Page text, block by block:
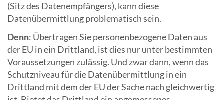
(Sitz des Datenempfängers), kann diese
Datenübermittlung problematisch sein.
Denn: Übertragen Sie personenbezogene Daten aus
der EU in ein Drittland, ist dies nur unter bestimmten
Voraussetzungen zulässig. Und zwar dann, wenn das
Schutzniveau für die Datenübermittlung in ein
Drittland mit dem der EU der Sache nach gleichwertig